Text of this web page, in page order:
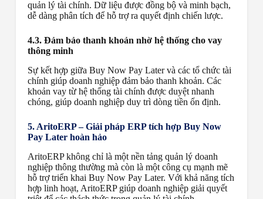
quản lý tài chính. Dữ liệu được đồng bộ và minh bạch,
dễ dàng phân tích để hỗ trợ ra quyết định chiến lược.
4.3. Đảm bảo thanh khoản nhờ hệ thống cho vay
thông minh
Sự kết hợp giữa Buy Now Pay Later và các tổ chức tài
chính giúp doanh nghiệp đảm bảo thanh khoản. Các
khoản vay từ hệ thống tài chính được duyệt nhanh
chóng, giúp doanh nghiệp duy trì dòng tiền ổn định.
5. AritoERP – Giải pháp ERP tích hợp Buy Now
Pay Later hoàn hảo
AritoERP không chỉ là một nền tảng quản lý doanh
nghiệp thông thường mà còn là một công cụ mạnh mẽ
hỗ trợ triển khai Buy Now Pay Later. Với khả năng tích
hợp linh hoạt, AritoERP giúp doanh nghiệp giải quyết